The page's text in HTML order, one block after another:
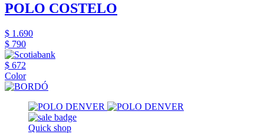
POLO COSTELO
$ 1.690
$ 790
$ 672
Color
Quick shop